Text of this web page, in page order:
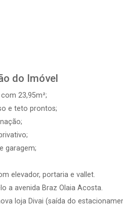
do Imóvel
23,95m²;
e teto prontos;
garagem;
elevador, portaria e vallet.
a avenida Braz Olaia Acosta.
loja Divai (saída do